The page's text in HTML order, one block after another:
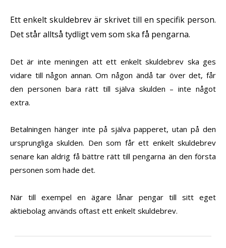
Ett enkelt skuldebrev är skrivet till en specifik person.
Det står alltså tydligt vem som ska få pengarna.
Det är inte meningen att ett enkelt skuldebrev ska ges
vidare till någon annan. Om någon ändå tar över det, får
den personen bara rätt till själva skulden – inte något
extra.
Betalningen hänger inte på själva papperet, utan på den
ursprungliga skulden. Den som får ett enkelt skuldebrev
senare kan aldrig få bättre rätt till pengarna än den första
personen som hade det.
När till exempel en ägare lånar pengar till sitt eget
aktiebolag används oftast ett enkelt skuldebrev.